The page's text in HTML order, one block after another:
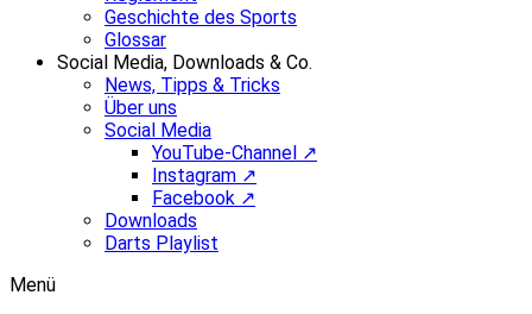
Geschichte des Sports
Glossar
Social Media, Downloads & Co.
News, Tipps & Tricks
Über uns
Social Media
YouTube-Channel ↗
Instagram ↗
Facebook ↗
Downloads
Darts Playlist
Menü